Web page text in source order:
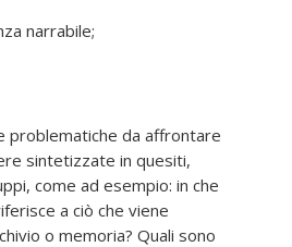
narrabile;
problematiche da affrontare
sintetizzate in quesiti,
come ad esempio: in che
a ciò che viene
o memoria? Quali sono